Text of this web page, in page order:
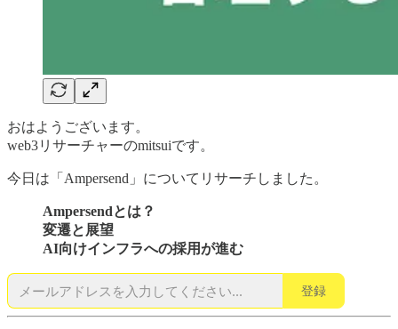
おはようございます。
web3リサーチャーのmitsuiです。
今日は「Ampersend」についてリサーチしました。
Ampersendとは？
変遷と展望
AI向けインフラへの採用が進む
登録